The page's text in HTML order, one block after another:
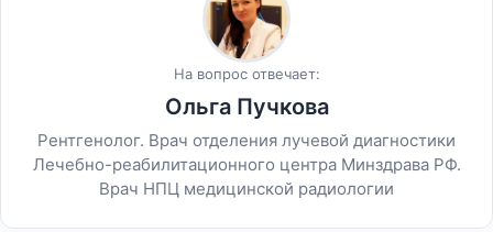
На вопрос отвечает:
Ольга Пучкова
Рентгенолог. Врач отделения лучевой диагностики
Лечебно-реабилитационного центра Минздрава РФ.
Врач НПЦ медицинской радиологии